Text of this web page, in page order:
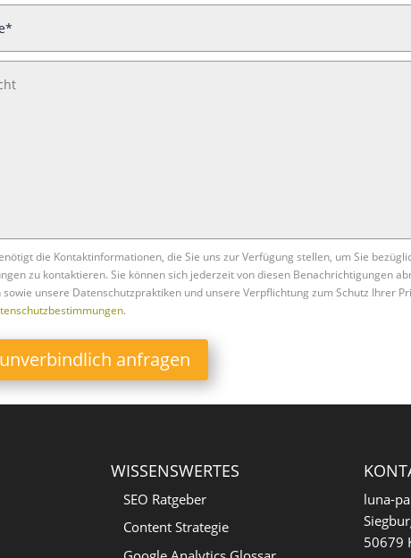
die Kontaktinformationen, die Sie uns zur Verfügung stellen, um Sie
zu kontaktieren. Sie können sich jederzeit von diesen Benachrichtigungen
unsere Datenschutzpraktiken und unsere Verpflichtung zum Schutz Ihrer
.
anfragen
WISSENSWERTES
SEO Ratgeber
Content Strategie
luna-
50679